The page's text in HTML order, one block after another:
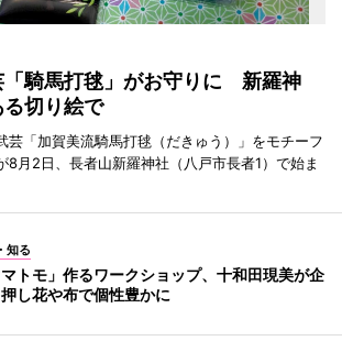
「騎馬打毬」がお守りに 新羅神
切り絵で
芸「加賀美流騎馬打毬（だきゅう）」をモチーフ
8月2日、長者山新羅神社（八戸市長者1）で始ま
知る
マトモ」作るワークショップ、十和田現美が企
し花や布で個性豊かに